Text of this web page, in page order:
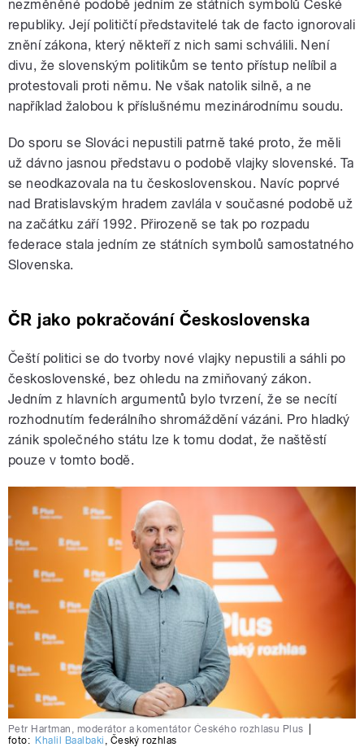
nezměněné podobě jedním ze státních symbolů České
republiky. Její političtí představitelé tak de facto ignorovali
znění zákona, který někteří z nich sami schválili. Není
divu, že slovenským politikům se tento přístup nelíbil a
protestovali proti němu. Ne však natolik silně, a ne
například žalobou k příslušnému mezinárodnímu soudu.
Do sporu se Slováci nepustili patrně také proto, že měli
už dávno jasnou představu o podobě vlajky slovenské. Ta
se neodkazovala na tu československou. Navíc poprvé
nad Bratislavským hradem zavlála v současné podobě už
na začátku září 1992. Přirozeně se tak po rozpadu
federace stala jedním ze státních symbolů samostatného
Slovenska.
ČR jako pokračování Československa
Čeští politici se do tvorby nové vlajky nepustili a sáhli po
československé, bez ohledu na zmiňovaný zákon.
Jedním z hlavních argumentů bylo tvrzení, že se necítí
rozhodnutím federálního shromáždění vázáni. Pro hladký
zánik společného státu lze k tomu dodat, že naštěstí
pouze v tomto bodě.
Petr Hartman, moderátor a komentátor Českého rozhlasu Plus
foto: Khalil Baalbaki , Český rozhlas